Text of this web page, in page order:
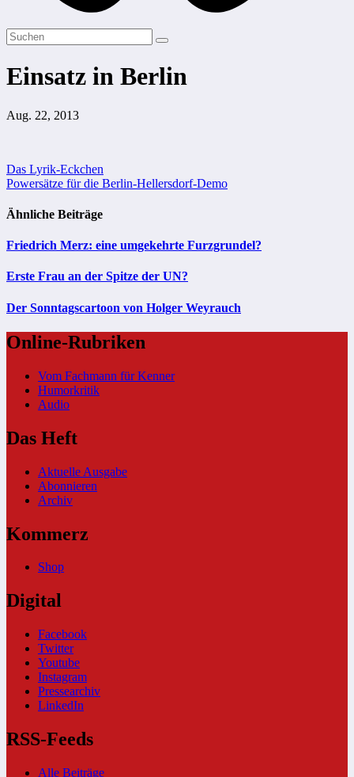
Einsatz in Berlin
Aug. 22, 2013
Beitragsnavigation
Das Lyrik-Eckchen
Powersätze für die Berlin-Hellersdorf-Demo
Ähnliche Beiträge
Friedrich Merz: eine umgekehrte Furzgrundel?
Erste Frau an der Spitze der UN?
Der Sonntagscartoon von Holger Weyrauch
Online-Rubriken
Vom Fachmann für Kenner
Humorkritik
Audio
Das Heft
Aktuelle Ausgabe
Abonnieren
Archiv
Kommerz
Shop
Digital
Facebook
Twitter
Youtube
Instagram
Pressearchiv
LinkedIn
RSS-Feeds
Alle Beiträge